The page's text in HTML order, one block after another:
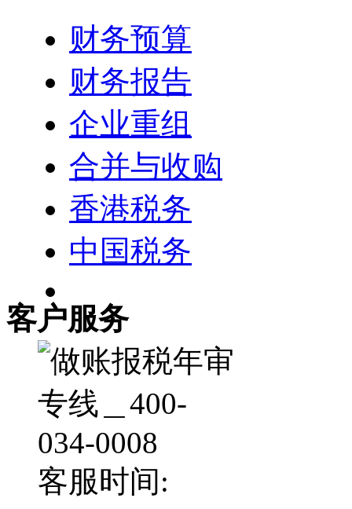
财务预算
财务报告
企业重组
合并与收购
香港税务
中国税务
客户服务
客服时间: